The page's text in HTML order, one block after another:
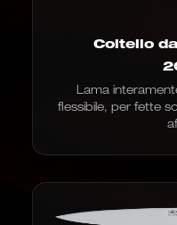
Coltello
Lama
flessibile, per fette